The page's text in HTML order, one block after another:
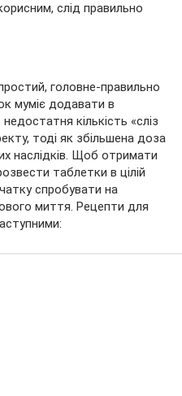
слід правильно
головне-правильно
муміє додавати в
кількість «сліз
тоді як збільшена доза
наслідків. Щоб отримати
таблетки в цілій
спробувати на
миття. Рецепти для